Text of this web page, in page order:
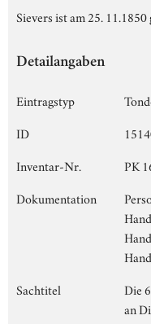
Sievers ist am 25.
Detailangaben
Eintragstyp
ID
Inventar-Nr.
PK
Dokumentation
Sachtitel
Die
an